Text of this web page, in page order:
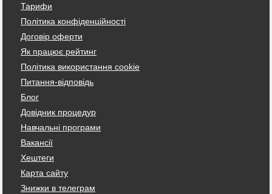
Тарифи
Політика конфіденційності
Договір оферти
Як працює рейтинг
Політика використання cookie
Питання-відповідь
Блог
Довідник процедур
Навчальні програми
Вакансії
Хештеги
Карта сайту
Знижки в телеграм